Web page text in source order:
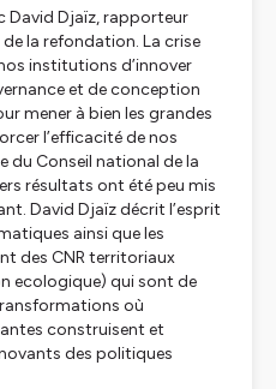
David Djaïz, rapporteur
la refondation. La crise
institutions d’innover
et de conception
mener à bien les grandes
l’efficacité de nos
du Conseil national de la
résultats ont été peu mis
David Djaïz décrit l’esprit
ainsi que les
des CNR territoriaux
ecologique) qui sont de
où
construisent et
des politiques